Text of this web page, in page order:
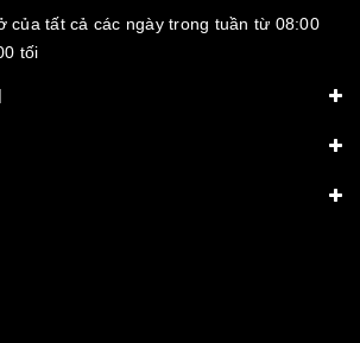
của tất cả các ngày trong tuần từ 08:00
tối